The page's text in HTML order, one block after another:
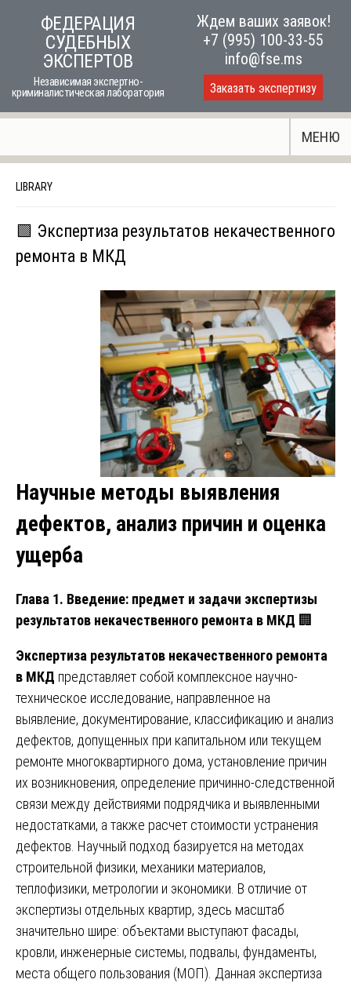
ФЕДЕРАЦИЯ
СУДЕБНЫХ
ЭКСПЕРТОВ
Независимая экспертно-
криминалистическая лаборатория
Ждем ваших заявок!
+7 (995) 100-33-55
info@fse.ms
Заказать экспертизу
МЕНЮ
LIBRARY
🟩 Экспертиза результатов некачественного
ремонта в МКД
Научные методы выявления
дефектов, анализ причин и оценка
ущерба
Глава 1. Введение: предмет и задачи экспертизы
результатов некачественного ремонта в МКД 🏢
Экспертиза результатов некачественного ремонта
в МКД представляет собой комплексное научно-
техническое исследование, направленное на
выявление, документирование, классификацию и анализ
дефектов, допущенных при капитальном или текущем
ремонте многоквартирного дома, установление причин
их возникновения, определение причинно-следственной
связи между действиями подрядчика и выявленными
недостатками, а также расчет стоимости устранения
дефектов. Научный подход базируется на методах
строительной физики, механики материалов,
теплофизики, метрологии и экономики. В отличие от
экспертизы отдельных квартир, здесь масштаб
значительно шире: объектами выступают фасады,
кровли, инженерные системы, подвалы, фундаменты,
места общего пользования (МОП). Данная экспертиза